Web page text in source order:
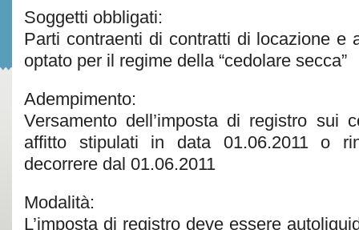
Soggetti obbligati:
Parti contraenti di contratti di locazione e
optato per il regime della “cedolare secca”
Adempimento:
Versamento dell’imposta di registro sui
affitto stipulati in data 01.06.2011 o
decorrere dal 01.06.2011
Modalità:
L’imposta di registro deve essere